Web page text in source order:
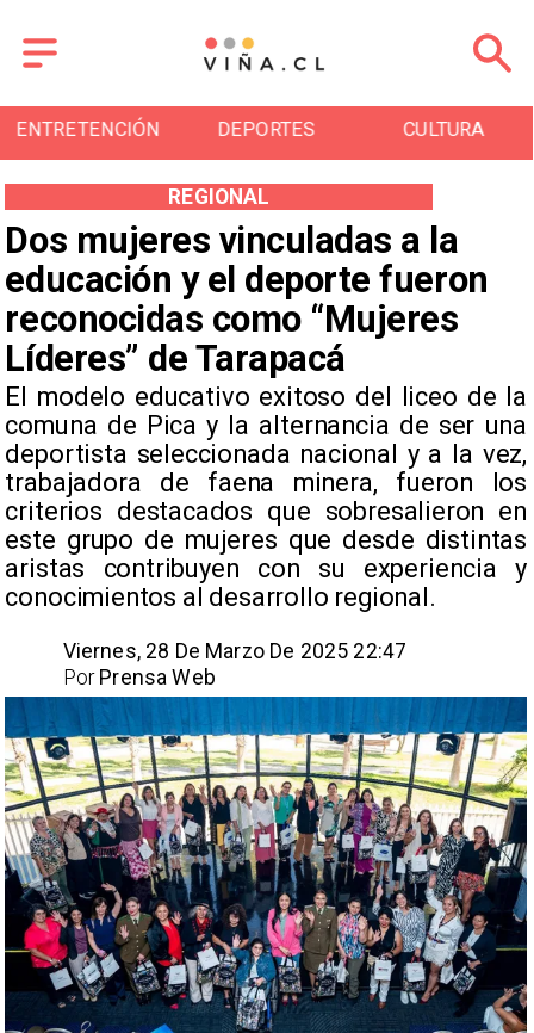
DEPORTES CULTURA TURISMO
Dos mujeres vinculadas a la
educación y el deporte fueron
reconocidas como “Mujeres
Líderes” de Tarapacá
El modelo educativo exitoso del liceo de la
comuna de Pica y la alternancia de ser una
deportista seleccionada nacional y a la vez,
trabajadora de faena minera, fueron los
criterios destacados que sobresalieron en
este grupo de mujeres que desde distintas
aristas contribuyen con su experiencia y
conocimientos al desarrollo regional. ​
REGIONAL
Viernes, 28 De Marzo De 2025 22:47
Prensa Web
Por